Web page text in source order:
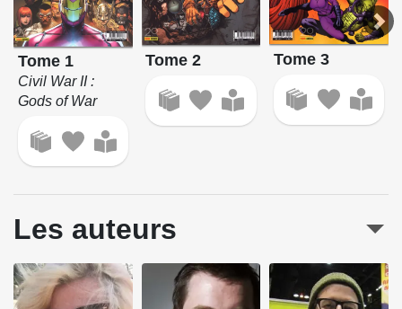
Tome 1
Civil War II :
Gods of War
Tome 2 Tome 3
Les auteurs